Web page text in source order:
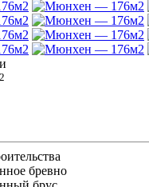
2
бревно